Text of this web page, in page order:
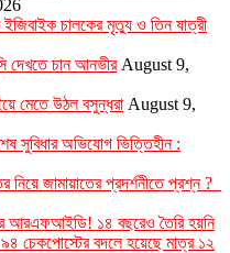
ইজিবাইক চালকের মৃত্যু ও তিন যাত্রী
দেখতে চান আনভীর August 9,
মেতে উঠল বসুন্ধরা August 9,
সুবিধার অভিযোগ ভিত্তিহীন :
জামায়াতের প্রদর্শনীতে প্রশ্ন ?
আরএফআইডি! ১৪ বছরেও তৈরি হয়নি
চেকপোস্টের বদলে হয়েছে মাত্র ১২